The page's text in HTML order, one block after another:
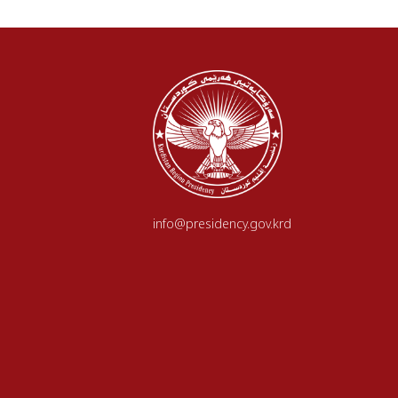
info@presidency.gov.krd